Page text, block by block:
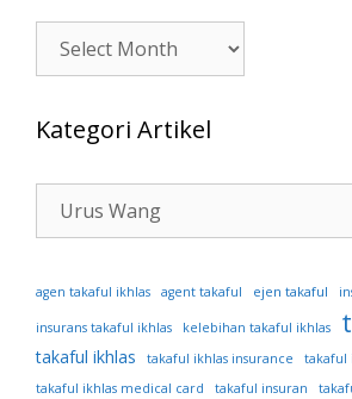
Artikel
Kategori Artikel
Kategori
Artikel
agen takaful ikhlas agent takaful ejen takaful
insurans takaful ikhlas kelebihan takaful ikhlas
takaful ikhlas takaful ikhlas insurance
takaful
takaful ikhlas medical card
takaful insuran